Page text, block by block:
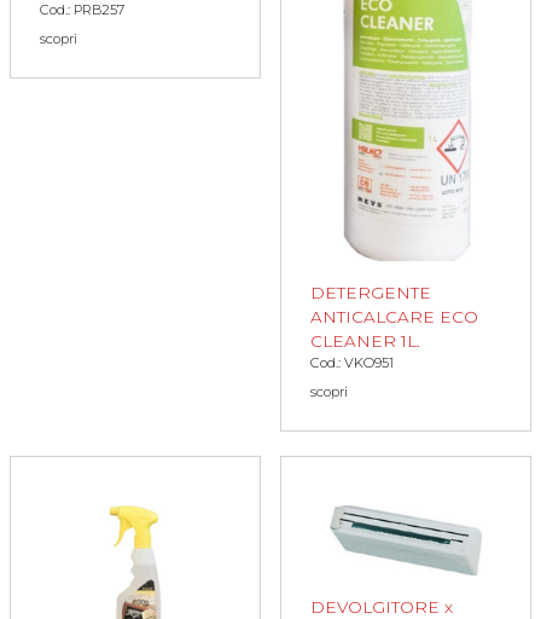
Cod.: PRB257
scopri
DETERGENTE
ANTICALCARE ECO
CLEANER 1L.
Cod.: VKO951
scopri
DEVOLGITORE x